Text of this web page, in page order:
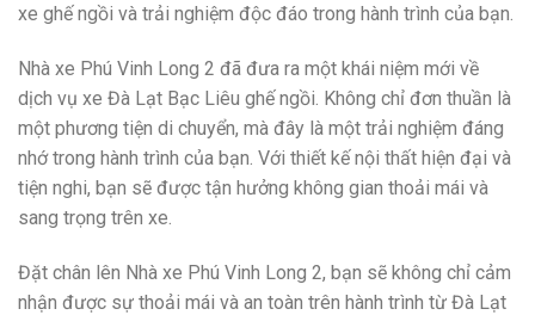
xe ghế ngồi và trải nghiệm độc đáo trong hành trình của bạn.
Nhà xe Phú Vinh Long 2 đã đưa ra một khái niệm mới về
dịch vụ xe Đà Lạt Bạc Liêu ghế ngồi. Không chỉ đơn thuần là
một phương tiện di chuyển, mà đây là một trải nghiệm đáng
nhớ trong hành trình của bạn. Với thiết kế nội thất hiện đại và
tiện nghi, bạn sẽ được tận hưởng không gian thoải mái và
sang trọng trên xe.
Đặt chân lên Nhà xe Phú Vinh Long 2, bạn sẽ không chỉ cảm
nhận được sự thoải mái và an toàn trên hành trình từ Đà Lạt